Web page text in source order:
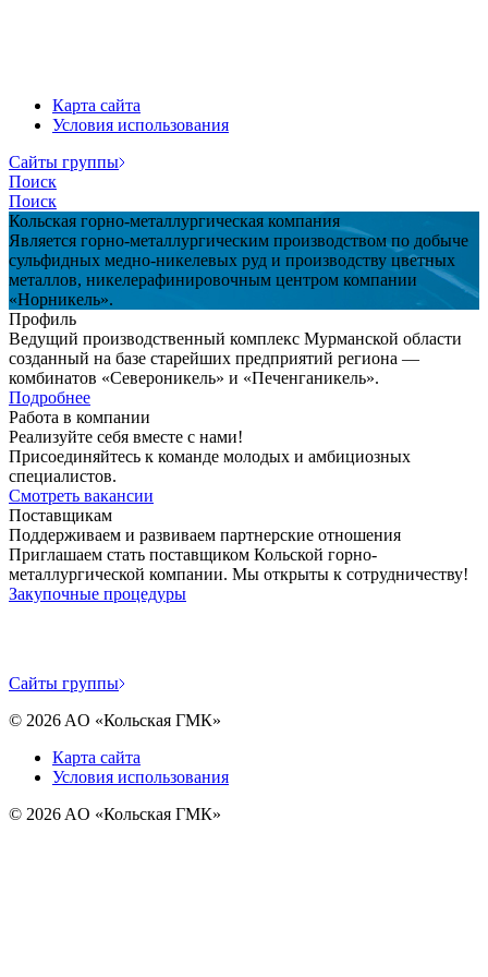
Карта сайта
Условия использования
Cайты группы
Поиск
Поиск
Кольская горно-металлургическая компания
Является горно-металлургическим производством по добыче
сульфидных медно-никелевых руд и производству цветных
металлов, никелерафинировочным центром компании
«Норникель».
Профиль
Ведущий производственный комплекс Мурманской области
созданный на базе старейших предприятий региона —
комбинатов «Североникель» и «Печенганикель».
Подробнее
Работа в компании
Реализуйте себя вместе с нами!
Присоединяйтесь к команде молодых и амбициозных
специалистов.
Смотреть вакансии
Поставщикам
Поддерживаем и развиваем партнерские отношения
Приглашаем стать поставщиком Кольской горно-
металлургической компании. Мы открыты к сотрудничеству!
Закупочные процедуры
Cайты группы
© 2026 AO «Кольская ГМК»
Карта сайта
Условия использования
© 2026 AO «Кольская ГМК»